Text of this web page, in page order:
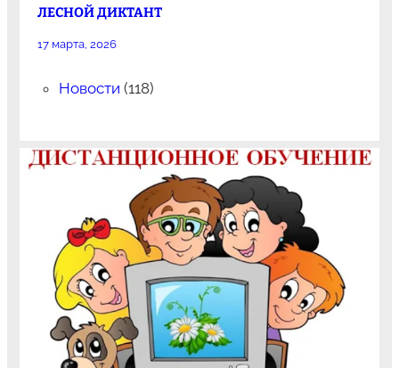
ЛЕСНОЙ ДИКТАНТ
17 марта, 2026
Новости (118)